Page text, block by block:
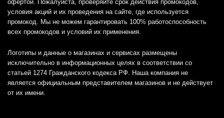
офертой. Пожалуйста, проверяйте срок действия промокодов,
условия акций и их проведения на сайте, где используется
промокод. Мы не можем гарантировать 100% работоспособность
всех промокодов и условий их применения.
Логотипы и данные о магазинах и сервисах размещены
исключительно в информационных целях в соответствии со
статьей 1274 Гражданского кодекса РФ. Наша компания не
является официальным представителем магазинов и не действует
от их имени.